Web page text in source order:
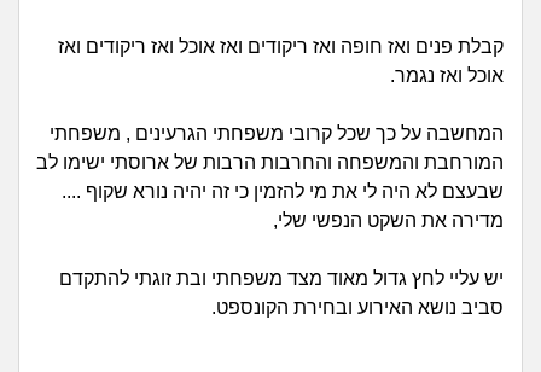
זוגיות
היריון ולידה
הורות ומשפחה
חיפוש שאלות
הרשמה | התחברות
קבלת פנים ואז חופה ואז ריקודים ואז אוכל ואז ריקודים ואז
אוכל ואז נגמר.
המחשבה על כך שכל קרובי משפחתי הגרעינים , משפחתי
המורחבת והמשפחה והחרבות הרבות של ארוסתי ישימו לב
שבעצם לא היה לי את מי להזמין כי זה יהיה נורא שקוף ....
מדירה את השקט הנפשי שלי,
יש עליי לחץ גדול מאוד מצד משפחתי ובת זוגתי להתקדם
סביב נושא האירוע ובחירת הקונספט.